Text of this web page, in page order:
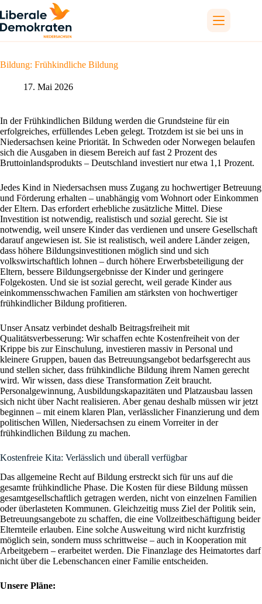
Inhalt
springen
Bildung: Frühkindliche Bildung
17. Mai 2026
In der Frühkindlichen Bildung werden die Grundsteine für ein
erfolgreiches, erfüllendes Leben gelegt. Trotzdem ist sie bei uns in
Niedersachsen keine Priorität. In Schweden oder Norwegen belaufen
sich die Ausgaben in diesem Bereich auf fast 2 Prozent des
Bruttoinlandsprodukts – Deutschland investiert nur etwa 1,1 Prozent.
Jedes Kind in Niedersachsen muss Zugang zu hochwertiger Betreuung
und Förderung erhalten – unabhängig vom Wohnort oder Einkommen
der Eltern. Das erfordert erhebliche zusätzliche Mittel. Diese
Investition ist notwendig, realistisch und sozial gerecht. Sie ist
notwendig, weil unsere Kinder das verdienen und unsere Gesellschaft
darauf angewiesen ist. Sie ist realistisch, weil andere Länder zeigen,
dass höhere Bildungsinvestitionen möglich sind und sich
volkswirtschaftlich lohnen – durch höhere Erwerbsbeteiligung der
Eltern, bessere Bildungsergebnisse der Kinder und geringere
Folgekosten. Und sie ist sozial gerecht, weil gerade Kinder aus
einkommensschwachen Familien am stärksten von hochwertiger
frühkindlicher Bildung profitieren.
Unser Ansatz verbindet deshalb Beitragsfreiheit mit
Qualitätsverbesserung: Wir schaffen echte Kostenfreiheit von der
Krippe bis zur Einschulung, investieren massiv in Personal und
kleinere Gruppen, bauen das Betreuungsangebot bedarfsgerecht aus
und stellen sicher, dass frühkindliche Bildung ihrem Namen gerecht
wird. Wir wissen, dass diese Transformation Zeit braucht.
Personalgewinnung, Ausbildungskapazitäten und Platzausbau lassen
sich nicht über Nacht realisieren. Aber genau deshalb müssen wir jetzt
beginnen – mit einem klaren Plan, verlässlicher Finanzierung und dem
politischen Willen, Niedersachsen zu einem Vorreiter in der
frühkindlichen Bildung zu machen.
Kostenfreie Kita: Verlässlich und überall verfügbar
Das allgemeine Recht auf Bildung erstreckt sich für uns auf die
gesamte frühkindliche Phase. Die Kosten für diese Bildung müssen
gesamtgesellschaftlich getragen werden, nicht von einzelnen Familien
oder überlasteten Kommunen. Gleichzeitig muss Ziel der Politik sein,
Betreuungsangebote zu schaffen, die eine Vollzeitbeschäftigung beider
Elternteile erlauben. Eine solche Ausweitung wird nicht kurzfristig
möglich sein, sondern muss schrittweise – auch in Kooperation mit
Arbeitgebern – erarbeitet werden. Die Finanzlage des Heimatortes darf
nicht über die Lebenschancen einer Familie entscheiden.
Unsere Pläne: